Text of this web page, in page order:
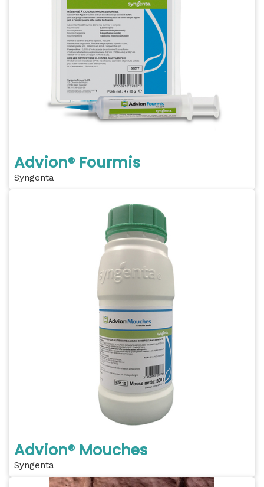
Advion® Fourmis
Syngenta
Advion® Mouches
Syngenta